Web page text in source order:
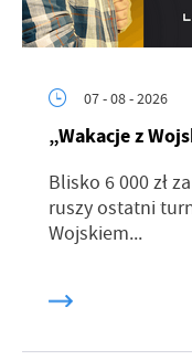
07 - 08 - 2026
„Wakacje z
Blisko 6 000 zł
ruszy ostatni
Wojskiem...